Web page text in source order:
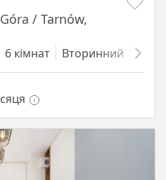
/ Tarnów,
6 кімнат Вторинний 2200